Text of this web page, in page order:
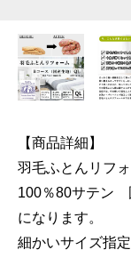
【商品詳細】
羽毛ふとんリ
100％80サテン
になります。
細かいサイズ指